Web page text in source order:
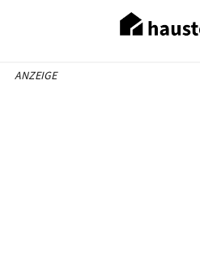
ANZEIGE